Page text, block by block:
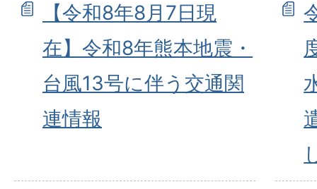
【令和8年8月7日現
在】令和8年熊本地震・
台風13号に伴う交通関
連情報